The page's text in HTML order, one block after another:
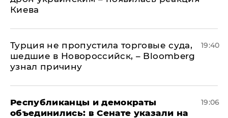
Киева
Турция не пропустила торговые суда,
шедшие в Новороссийск, – Bloomberg
узнал причину
19:40
Республиканцы и демократы
объединились: в Сенате указали на
19:06